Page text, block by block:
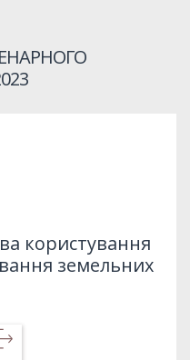
користування
земельних